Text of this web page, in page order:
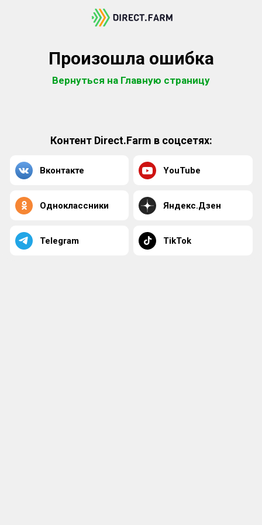
Произошла ошибка
Вернуться на Главную страницу
Контент Direct.Farm в соцсетях:
Вконтакте YouTube
Одноклассники Яндекс.Дзен
Telegram TikTok